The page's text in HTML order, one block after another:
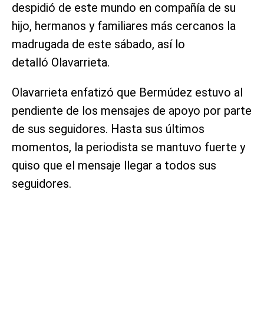
despidió de este mundo en compañía de su
hijo, hermanos y familiares más cercanos la
madrugada de este sábado, así lo
detalló Olavarrieta.
Olavarrieta enfatizó que Bermúdez estuvo al
pendiente de los mensajes de apoyo por parte
de sus seguidores. Hasta sus últimos
momentos, la periodista se mantuvo fuerte y
quiso que el mensaje llegar a todos sus
seguidores.